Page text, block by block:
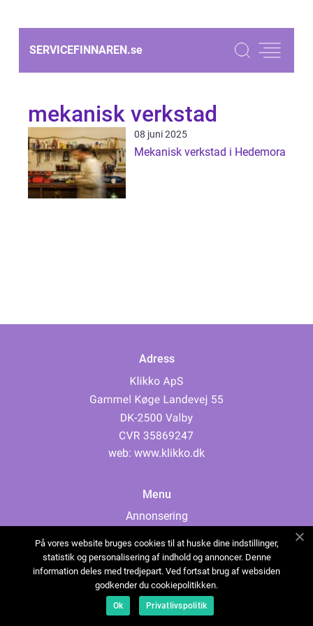
SERVICEFINNAREN.se
mekanisk verkstad
08 juni 2025
Mekanisk verkstad i Hedemora
Adress
web: www.klikko.dk
Menu
Annonsering
Cookies
Kontakta oss
Sitemap
På vores website bruges cookies til at huske dine indstillinger,
statistik og personalisering af indhold og annoncer. Denne
information deles med tredjepart. Ved fortsat brug af websiden
godkender du cookiepolitikken.
Ok Privatlivspolitik